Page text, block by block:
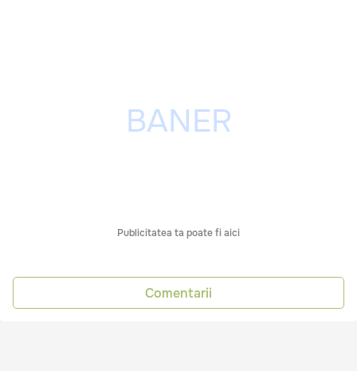
Publicitatea ta poate fi aici
Comentarii